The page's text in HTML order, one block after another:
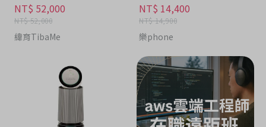
NT$ 52,000
NT$ 52,000
緯育TibaMe
NT$ 14,400
NT$ 14,900
樂phone